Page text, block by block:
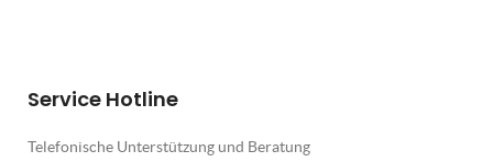
Service Hotline
Telefonische Unterstützung und Beratung